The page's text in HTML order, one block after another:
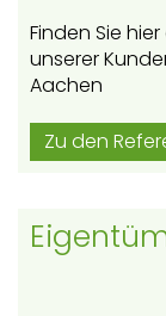
Finden Sie
unserer
Aachen
Zu den